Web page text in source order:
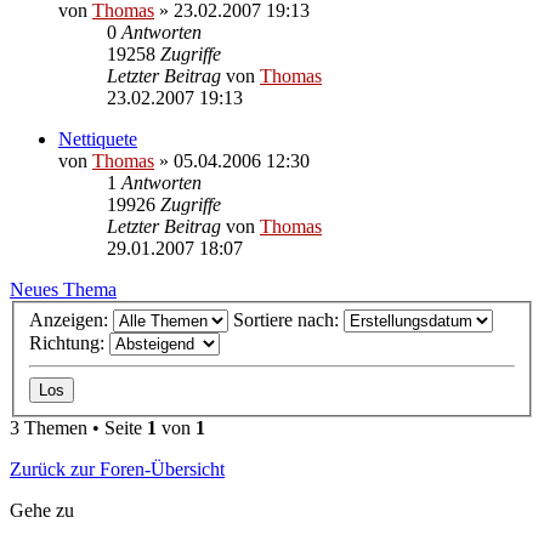
von Thomas » 23.02.2007 19:13
0 Antworten
19258 Zugriffe
Letzter Beitrag von Thomas
23.02.2007 19:13
Nettiquete
von Thomas » 05.04.2006 12:30
1 Antworten
19926 Zugriffe
Letzter Beitrag von Thomas
29.01.2007 18:07
Neues Thema
Anzeigen:
Sortiere nach:
Richtung:
3 Themen • Seite 1 von 1
Zurück zur Foren-Übersicht
Gehe zu